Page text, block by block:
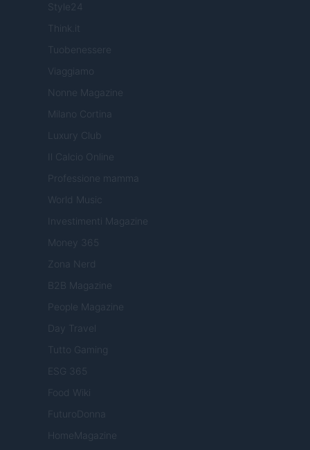
Style24
Think.it
Tuobenessere
Viaggiamo
Nonne Magazine
Milano Cortina
Luxury Club
Il Calcio Online
Professione mamma
World Music
Investimenti Magazine
Money 365
Zona Nerd
B2B Magazine
People Magazine
Day Travel
Tutto Gaming
ESG 365
Food Wiki
FuturoDonna
HomeMagazine